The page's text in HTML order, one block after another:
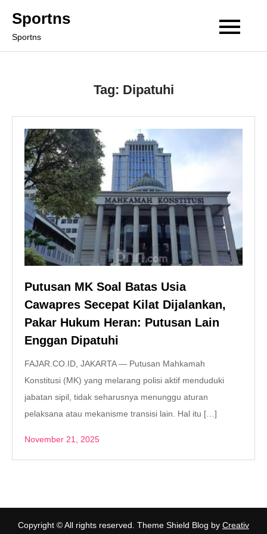
content
Sportns
Sportns
Tag: Dipatuhi
Putusan MK Soal Batas Usia
Cawapres Secepat Kilat Dijalankan,
Pakar Hukum Heran: Putusan Lain
Enggan Dipatuhi
FAJAR.CO.ID, JAKARTA — Putusan Mahkamah
Konstitusi (MK) yang melarang polisi aktif menduduki
jabatan sipil, tidak seharusnya menunggu aturan
pelaksana atau mekanisme transisi lain. Hal itu […]
November 21, 2025
Copyright © All rights reserved. Theme Shield Blog by Creativ